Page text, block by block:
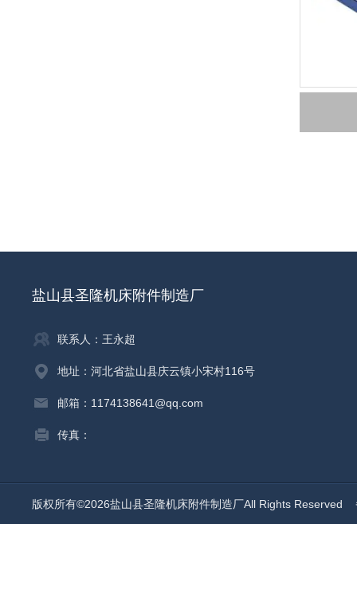
盐山县圣隆机床附件制造厂
联系人：王永超
地址：河北省盐山县庆云镇小宋村116号
邮箱：1174138641@qq.com
传真：
版权所有©2026盐山县圣隆机床附件制造厂All Rights Reserved